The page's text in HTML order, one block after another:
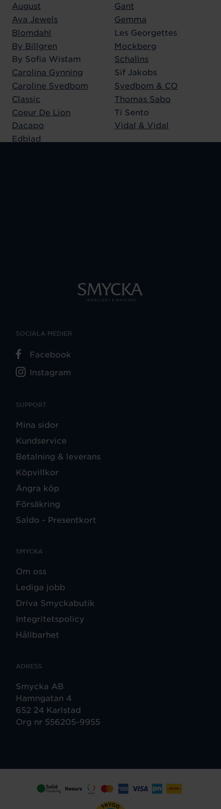
August
Ava Jewels
Blomdahl
By Billgren
By Sofia Wistam
Carolina Gynning
Caroline Svedbom
Classic
Coeur De Lion
Dacapo
Edblad
Gant
Gemma
Les Georgettes
Mockberg
Schalins
Sif Jakobs
Svedbom & CO
Thomas Sabo
Ti Sento
Vidal & Vidal
SUPPORT
Mina sidor
Kundservice
Betalning & leverans
Köpvillkor
Ångra köp
Försäkring
Saldo - Presentkort
SMYCKA
Om oss
Lediga jobb
Driva Smyckabutik
Integritetspolicy
Hållbarhet
ADRESS
Smycka AB
Hamngatan 4
652 24 Karlstad
Org nr 556205-9955
SOCIALA MEDIER
Facebook
Instagram